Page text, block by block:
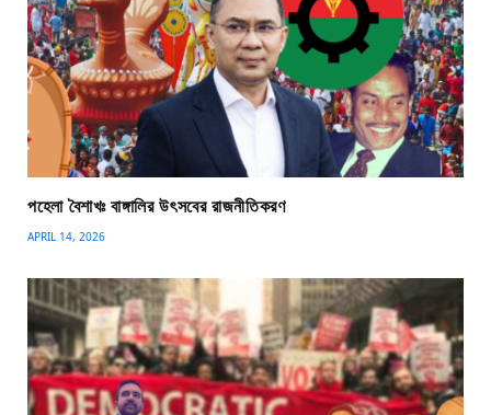
পহেলা বৈশাখঃ বাঙ্গালির উৎসবের রাজনীতিকরণ
APRIL 14, 2026